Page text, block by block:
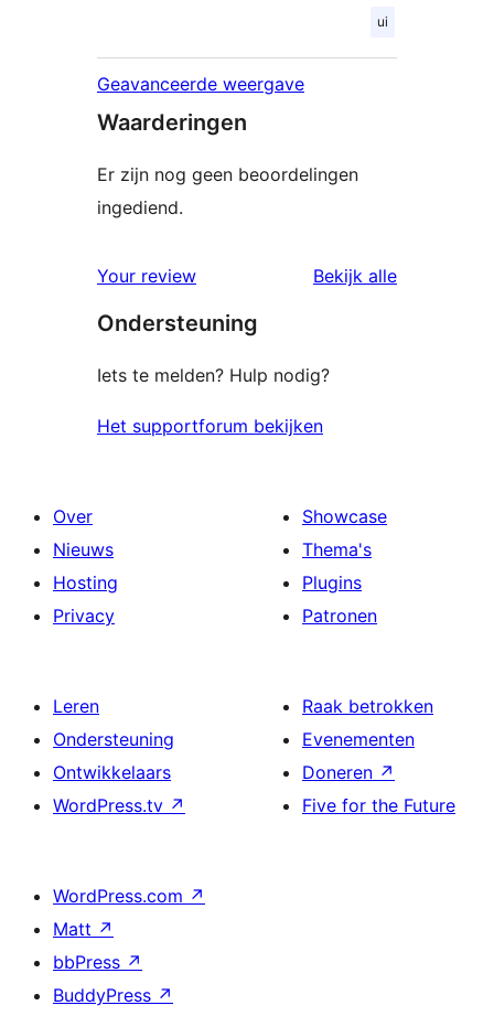
ui
Geavanceerde weergave
Waarderingen
Er zijn nog geen beoordelingen
ingediend.
Your review Bekijk alle
Ondersteuning
Iets te melden? Hulp nodig?
Het supportforum bekijken
Over
Nieuws
Hosting
Privacy
Showcase
Thema's
Plugins
Patronen
Leren
Ondersteuning
Ontwikkelaars
WordPress.tv ↗
Raak betrokken
Evenementen
Doneren ↗
Five for the Future
WordPress.com ↗
Matt ↗
bbPress ↗
BuddyPress ↗